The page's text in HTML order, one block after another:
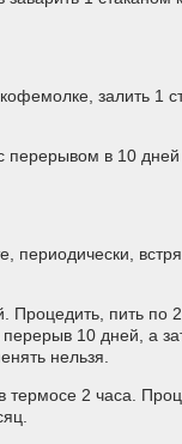
залить 1
перерывом в 10
периодически,
Процедить, пить по
10 дней, а
нельзя.
2 часа.